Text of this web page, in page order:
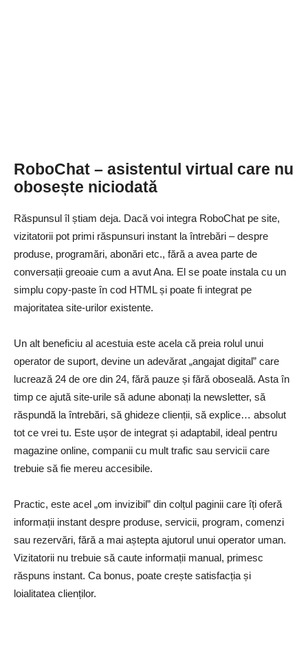
RoboChat – asistentul virtual care nu
obosește niciodată
Răspunsul îl știam deja. Dacă voi integra RoboChat pe site,
vizitatorii pot primi răspunsuri instant la întrebări – despre
produse, programări, abonări etc., fără a avea parte de
conversații greoaie cum a avut Ana. El se poate instala cu un
simplu copy-paste în cod HTML și poate fi integrat pe
majoritatea site-urilor existente.
Un alt beneficiu al acestuia este acela că preia rolul unui
operator de suport, devine un adevărat „angajat digital” care
lucrează 24 de ore din 24, fără pauze și fără oboseală. Asta în
timp ce ajută site-urile să adune abonați la newsletter, să
răspundă la întrebări, să ghideze clienții, să explice… absolut
tot ce vrei tu. Este ușor de integrat și adaptabil, ideal pentru
magazine online, companii cu mult trafic sau servicii care
trebuie să fie mereu accesibile.
Practic, este acel „om invizibil” din colțul paginii care îți oferă
informații instant despre produse, servicii, program, comenzi
sau rezervări, fără a mai aștepta ajutorul unui operator uman.
Vizitatorii nu trebuie să caute informații manual, primesc
răspuns instant. Ca bonus, poate crește satisfacția și
loialitatea clienților.